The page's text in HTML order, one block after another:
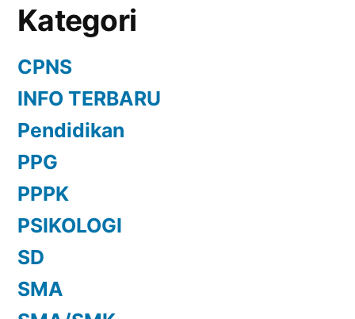
Kategori
CPNS
INFO TERBARU
Pendidikan
PPG
PPPK
PSIKOLOGI
SD
SMA